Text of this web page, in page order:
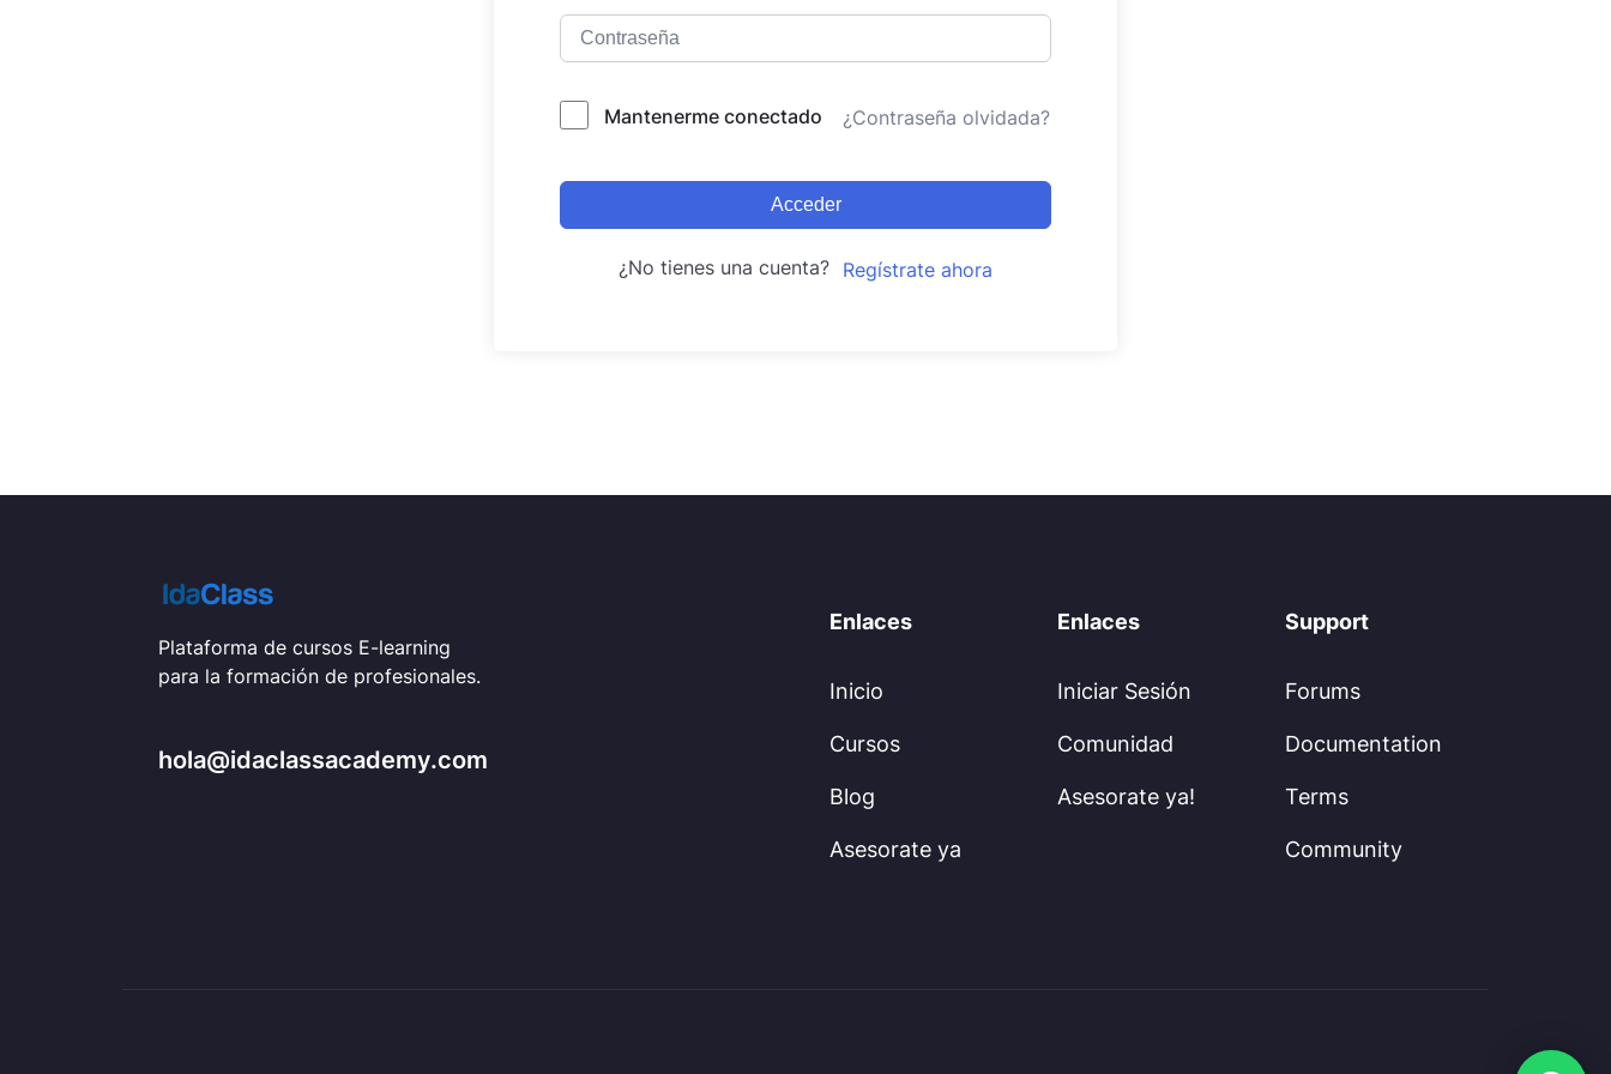
Mantenerme conectado ¿Contraseña olvidada?
Acceder
¿No tienes una cuenta? Regístrate ahora
Plataforma de cursos E-learning
para la formación de profesionales.
hola@idaclassacademy.com
Enlaces
Inicio
Cursos
Blog
Asesorate ya
Enlaces
Iniciar Sesión
Comunidad
Asesorate ya!
Support
Forums
Documentation
Terms
Community